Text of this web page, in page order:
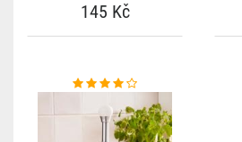
145 Kč